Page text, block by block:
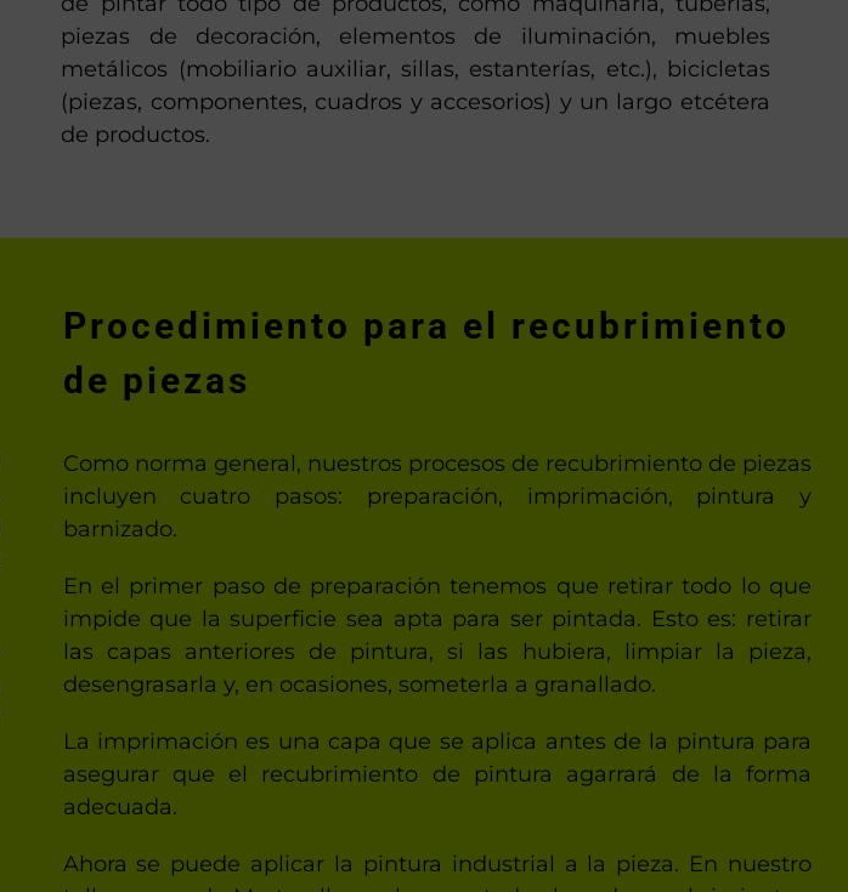
piezas de decoración, elementos de iluminación, muebles
metálicos (mobiliario auxiliar, sillas, estanterías, etc.), bicicletas
(piezas, componentes, cuadros y accesorios) y un largo etcétera
de productos.
Procedimiento para el recubrimiento
de piezas
Como norma general, nuestros procesos de recubrimiento de piezas
incluyen cuatro pasos: preparación, imprimación, pintura y
barnizado.
En el primer paso de preparación tenemos que retirar todo lo que
impide que la superficie sea apta para ser pintada. Esto es: retirar
las capas anteriores de pintura, si las hubiera, limpiar la pieza,
desengrasarla y, en ocasiones, someterla a granallado.
La imprimación es una capa que se aplica antes de la pintura para
asegurar que el recubrimiento de pintura agarrará de la forma
adecuada.
Ahora se puede aplicar la pintura industrial a la pieza. En nuestro